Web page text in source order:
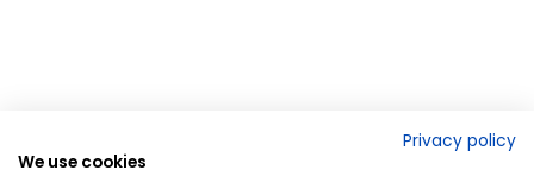
Privacy policy
We use cookies